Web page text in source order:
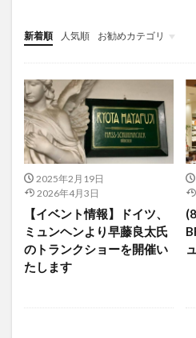
新着順 人気順 お勧めカテゴリ
未分類
2025年2月19日
2026年4月3日
【イベント情報】ドイツ、
ミュンヘンより早藤良太氏
のトランクショーを開催い
たします